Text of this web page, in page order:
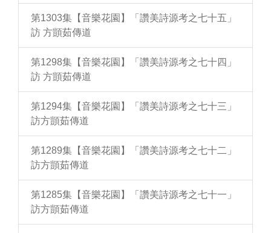
第1303集【音樂花園】「讚美詩源考之七十五」
訪 方顗茹傳道
第1298集【音樂花園】「讚美詩源考之七十四」
訪 方顗茹傳道
第1294集【音樂花園】「讚美詩源考之七十三」
訪方顗茹傳道
第1289集【音樂花園】「讚美詩源考之七十二」
訪方顗茹傳道
第1285集【音樂花園】「讚美詩源考之七十一」
訪方顗茹傳道